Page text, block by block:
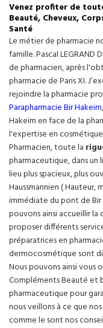
Venez profiter de
Beauté, Cheveux,
Santé
Le métier de pharmacie
famille. Pascal
de pharmacien, après
pharmacie de Paris XI.
rejoindre la pharmacie
Parapharmacie Bir Hakeim
Hakeim en face de la
l'expertise en
Pharmacien, toute la
pharmaceutique, dans un
lieu plus spacieux, plus
Haussmannien ( Hauteur,
immédiate du pont de Bir
pouvons ainsi accueillir
proposer différents
préparatrices en
dermocosmétique sont
Nous pouvons ainsi vous
Compléments Beauté et
pharmaceutique pour
nous veillons à ce que
comme le sont nos